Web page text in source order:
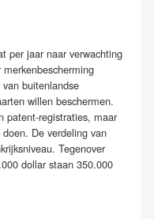
per jaar naar verwachting
buitenlandse
willen beschermen.
patent-registraties, maar
De verdeling van
Tegenover
dollar staan 350.000